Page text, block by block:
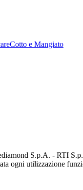
Cotto e Mangiato
S.p.A. - RTI
ogni utilizzazione